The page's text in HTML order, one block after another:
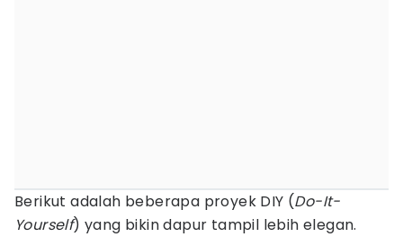
Berikut adalah beberapa proyek DIY (Do-It-
Yourself) yang bikin dapur tampil lebih elegan.